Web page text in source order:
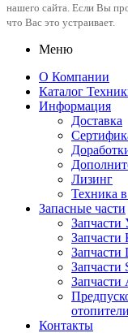
нашего сайта. Если Вы
что Вас это устраивает.
Меню
О Компании
Каталог
Информация
Доставка
Лизинг
Техника
Запасные части
Запчасти
Запчасти
отопители
Контакты